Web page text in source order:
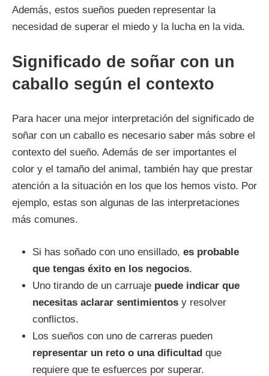
Además, estos sueños pueden representar la
necesidad de superar el miedo y la lucha en la vida.
Significado de soñar con un
caballo según el contexto
Para hacer una mejor interpretación del significado de
soñar con un caballo es necesario saber más sobre el
contexto del sueño. Además de ser importantes el
color y el tamaño del animal, también hay que prestar
atención a la situación en los que los hemos visto. Por
ejemplo, estas son algunas de las interpretaciones
más comunes.
Si has soñado con uno ensillado, es probable
que tengas éxito en los negocios.
Uno tirando de un carruaje puede indicar que
necesitas aclarar sentimientos y resolver
conflictos.
Los sueños con uno de carreras pueden
representar un reto o una dificultad que
requiere que te esfuerces por superar.